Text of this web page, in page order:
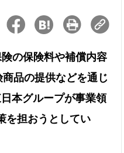
の保険料や補償内容
品の提供などを通じ
本グループが事業領
を担おうとしてい